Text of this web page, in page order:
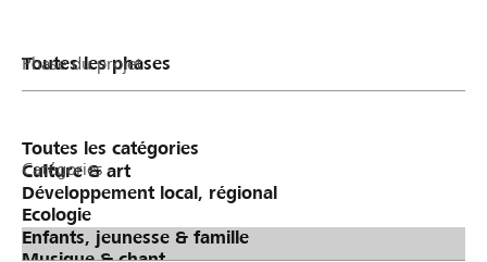
Phase du projet
Catégories